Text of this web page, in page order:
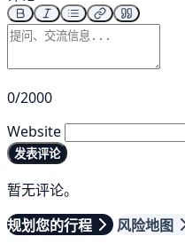
0/2000
Website
发表评论
暂无评论。
规划您的行程
风险地图